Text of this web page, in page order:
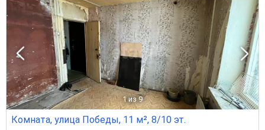
1 из 9
Комната, улица Победы, 11 м², 8/10 эт.